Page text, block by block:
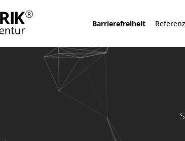
Barrierefreiheit